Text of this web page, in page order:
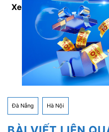
Xem thêm thông tin vé
thấp
Xe đi Đà
Xe đi Hà
Đà Nẵng Hà Nội